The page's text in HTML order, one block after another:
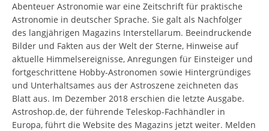
Abenteuer Astronomie war eine Zeitschrift für praktische
Astronomie in deutscher Sprache. Sie galt als Nachfolger
des langjährigen Magazins Interstellarum. Beeindruckende
Bilder und Fakten aus der Welt der Sterne, Hinweise auf
aktuelle Himmelsereignisse, Anregungen für Einsteiger und
fortgeschrittene Hobby-Astronomen sowie Hintergründiges
und Unterhaltsames aus der Astroszene zeichneten das
Blatt aus. Im Dezember 2018 erschien die letzte Ausgabe.
Astroshop.de, der führende Teleskop-Fachhändler in
Europa, führt die Website des Magazins jetzt weiter. Melden